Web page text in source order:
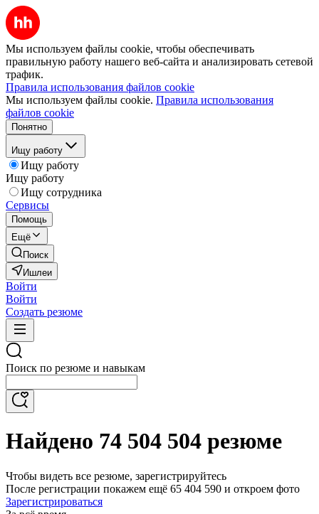
Мы используем файлы cookie, чтобы обеспечивать
правильную работу нашего веб-сайта и анализировать сетевой
трафик.
Правила использования файлов cookie
Мы используем файлы cookie. Правила использования
файлов cookie
Понятно
Ищу работу
Ищу работу
Ищу работу
Ищу сотрудника
Сервисы
Помощь
Ещё
Поиск
Ишлеи
Войти
Войти
Создать резюме
Поиск по резюме и навыкам
Найдено 74 504 504 резюме
Чтобы видеть все резюме, зарегистрируйтесь
После регистрации покажем ещё 65 404 590 и откроем фото
Зарегистрироваться